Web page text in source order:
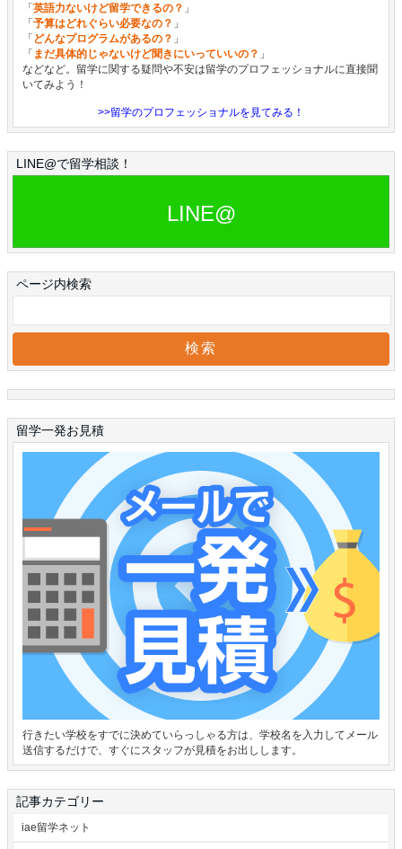
「 英語力ないけど留学できるの？ 」
「 予算はどれぐらい必要なの？ 」
「 どんなプログラムがあるの？ 」
「 まだ具体的じゃないけど聞きにいっていいの？ 」
などなど。留学に関する疑問や不安は留学のプロフェッショナルに直接聞
いてみよう！
>>留学のプロフェッショナルを見てみる！
LINE@で留学相談！
LINE@
ページ内検索
留学一発お見積
行きたい学校をすでに決めていらっしゃる方は、学校名を入力してメール
送信するだけで、すぐにスタッフが見積をお出しします。
記事カテゴリー
iae留学ネット